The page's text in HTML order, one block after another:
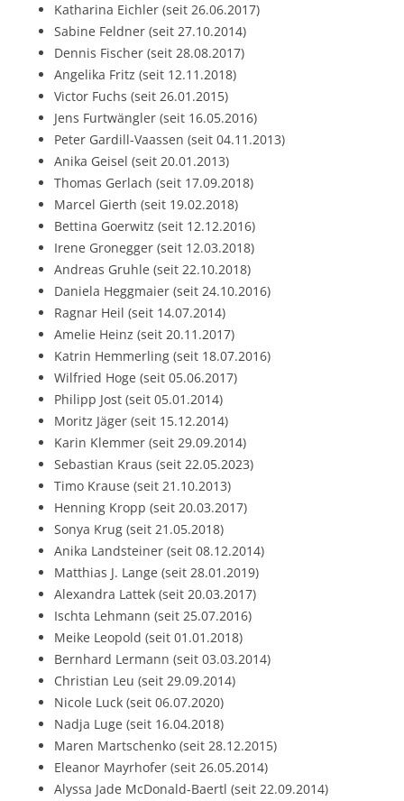
Katharina Eichler (seit 26.06.2017)
Sabine Feldner (seit 27.10.2014)
Dennis Fischer (seit 28.08.2017)
Angelika Fritz (seit 12.11.2018)
Victor Fuchs (seit 26.01.2015)
Jens Furtwängler (seit 16.05.2016)
Peter Gardill-Vaassen (seit 04.11.2013)
Anika Geisel (seit 20.01.2013)
Thomas Gerlach (seit 17.09.2018)
Marcel Gierth (seit 19.02.2018)
Bettina Goerwitz (seit 12.12.2016)
Irene Gronegger (seit 12.03.2018)
Andreas Gruhle (seit 22.10.2018)
Daniela Heggmaier (seit 24.10.2016)
Ragnar Heil (seit 14.07.2014)
Amelie Heinz (seit 20.11.2017)
Katrin Hemmerling (seit 18.07.2016)
Wilfried Hoge (seit 05.06.2017)
Philipp Jost (seit 05.01.2014)
Moritz Jäger (seit 15.12.2014)
Karin Klemmer (seit 29.09.2014)
Sebastian Kraus (seit 22.05.2023)
Timo Krause (seit 21.10.2013)
Henning Kropp (seit 20.03.2017)
Sonya Krug (seit 21.05.2018)
Anika Landsteiner (seit 08.12.2014)
Matthias J. Lange (seit 28.01.2019)
Alexandra Lattek (seit 20.03.2017)
Ischta Lehmann (seit 25.07.2016)
Meike Leopold (seit 01.01.2018)
Bernhard Lermann (seit 03.03.2014)
Christian Leu (seit 29.09.2014)
Nicole Luck (seit 06.07.2020)
Nadja Luge (seit 16.04.2018)
Maren Martschenko (seit 28.12.2015)
Eleanor Mayrhofer (seit 26.05.2014)
Alyssa Jade McDonald-Baertl (seit 22.09.2014)